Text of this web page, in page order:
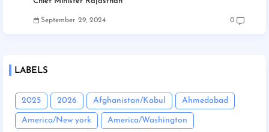
September 29, 2024 0
LABELS
2025 2026 Afghanistan/Kabul Ahmedabad
America/New york America/Washington